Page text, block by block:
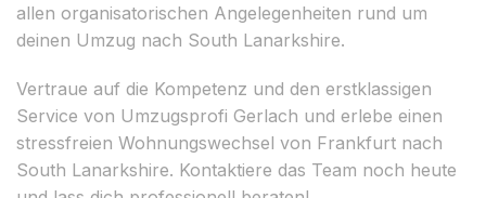
allen organisatorischen Angelegenheiten rund um
deinen Umzug nach South Lanarkshire.
Vertraue auf die Kompetenz und den erstklassigen
Service von Umzugsprofi Gerlach und erlebe einen
stressfreien Wohnungswechsel von Frankfurt nach
South Lanarkshire. Kontaktiere das Team noch heute